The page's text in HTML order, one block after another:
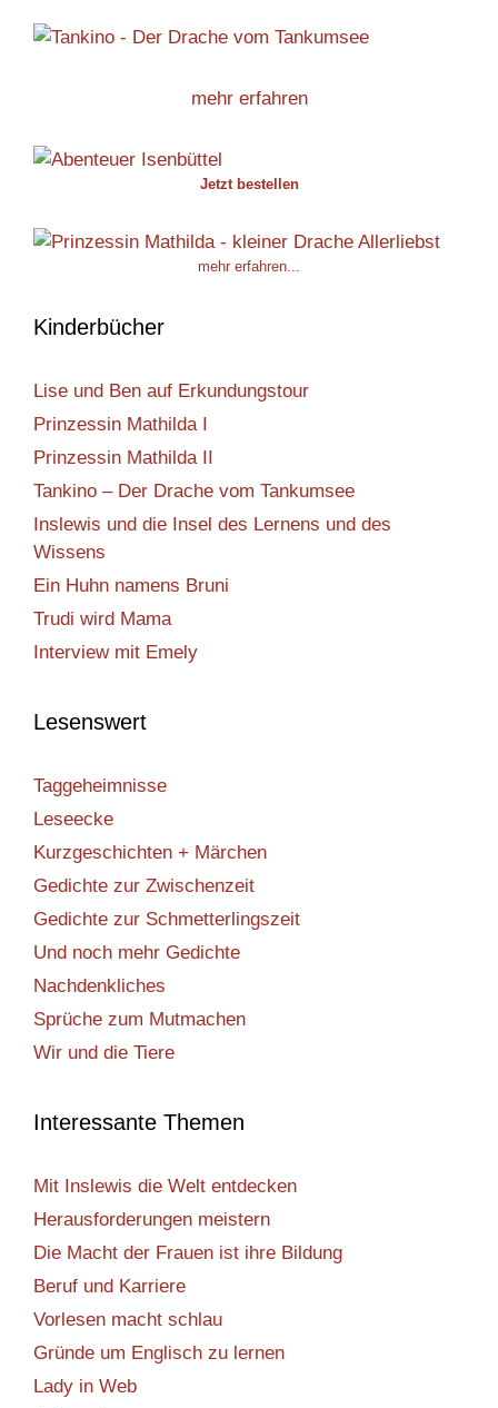
mehr erfahren
Jetzt bestellen
mehr erfahren...
Kinderbücher
Lise und Ben auf Erkundungstour
Prinzessin Mathilda I
Prinzessin Mathilda II
Tankino – Der Drache vom Tankumsee
Inslewis und die Insel des Lernens und des
Wissens
Ein Huhn namens Bruni
Trudi wird Mama
Interview mit Emely
Lesenswert
Taggeheimnisse
Leseecke
Kurzgeschichten + Märchen
Gedichte zur Zwischenzeit
Gedichte zur Schmetterlingszeit
Und noch mehr Gedichte
Nachdenkliches
Sprüche zum Mutmachen
Wir und die Tiere
Interessante Themen
Mit Inslewis die Welt entdecken
Herausforderungen meistern
Die Macht der Frauen ist ihre Bildung
Beruf und Karriere
Vorlesen macht schlau
Gründe um Englisch zu lernen
Lady in Web